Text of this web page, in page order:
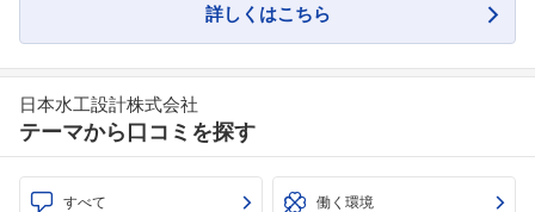
詳しくはこちら
日本水工設計株式会社
テーマから口コミを探す
すべて 働く環境